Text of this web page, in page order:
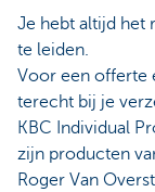
Je hebt altijd het
te leiden.
Voor een offerte
terecht bij je
KBC Individual
zijn producten
Roger Van